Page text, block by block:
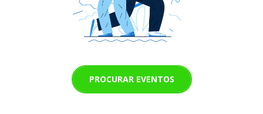
PROCURAR EVENTOS